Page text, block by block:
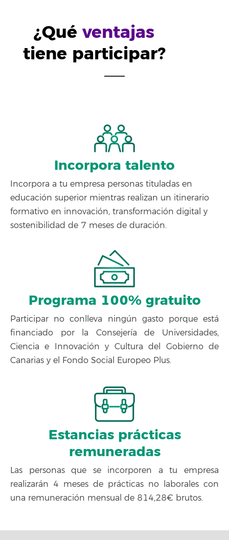
¿Qué ventajas
tiene participar?
Incorpora talento
Incorpora a tu empresa personas tituladas en
educación superior mientras realizan un itinerario
formativo en innovación, transformación digital y
sostenibilidad de 7 meses de duración.
Programa 100% gratuito
Participar no conlleva ningún gasto porque está
financiado por la Consejería de Universidades,
Ciencia e Innovación y Cultura del Gobierno de
Canarias y el Fondo Social Europeo Plus.
Estancias prácticas
remuneradas
Las personas que se incorporen a tu empresa
realizarán 4 meses de prácticas no laborales con
una remuneración mensual de 814,28€ brutos.